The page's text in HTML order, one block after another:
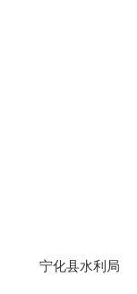
宁化县水利 局